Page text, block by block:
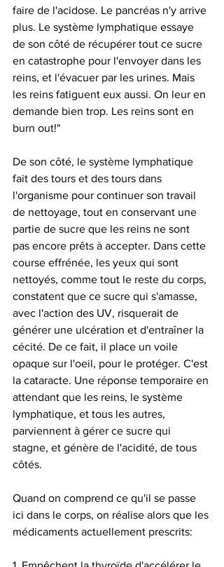
faire de l'acidose. Le pancréas n'y arrive
plus. Le système lymphatique essaye
de son côté de récupérer tout ce sucre
en catastrophe pour l'envoyer dans les
reins, et l'évacuer par les urines. Mais
les reins fatiguent eux aussi. On leur en
demande bien trop. Les reins sont en
burn out!"
De son côté, le système lymphatique
fait des tours et des tours dans
l'organisme pour continuer son travail
de nettoyage, tout en conservant une
partie de sucre que les reins ne sont
pas encore prêts à accepter. Dans cette
course effrénée, les yeux qui sont
nettoyés, comme tout le reste du corps,
constatent que ce sucre qui s'amasse,
avec l'action des UV, risquerait de
générer une ulcération et d'entraîner la
cécité. De ce fait, il place un voile
opaque sur l'oeil, pour le protéger. C'est
la cataracte. Une réponse temporaire en
attendant que les reins, le système
lymphatique, et tous les autres,
parviennent à gérer ce sucre qui
stagne, et génère de l'acidité, de tous
côtés.
Quand on comprend ce qu'il se passe
ici dans le corps, on réalise alors que les
médicaments actuellement prescrits: